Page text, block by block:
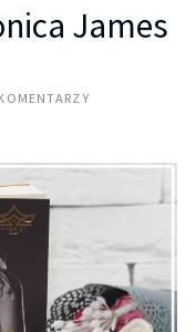
James